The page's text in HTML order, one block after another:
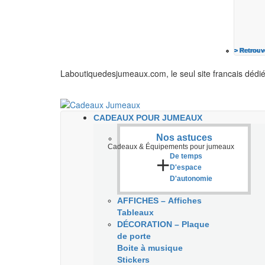
>
>
>
>
>
>
>
Laboutiquedesjumeaux.com, le seul site francais
Cadeaux & Équipements pour jumeaux
CADEAUX POUR JUMEAUX
Nos astuces
+ De temps
D'espace
D'autonomie
AFFICHES – Affiches
Tableaux
DÉCORATION – Plaque
de porte
Boite à musique
Stickers